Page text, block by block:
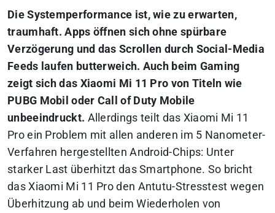
Die Systemperformance ist, wie zu erwarten,
traumhaft. Apps öffnen sich ohne spürbare
Verzögerung und das Scrollen durch Social-Media
Feeds laufen butterweich. Auch beim Gaming
zeigt sich das Xiaomi Mi 11 Pro von Titeln wie
PUBG Mobil oder Call of Duty Mobile
unbeeindruckt. Allerdings teilt das Xiaomi Mi 11
Pro ein Problem mit allen anderen im 5 Nanometer-
Verfahren hergestellten Android-Chips: Unter
starker Last überhitzt das Smartphone. So bricht
das Xiaomi Mi 11 Pro den Antutu-Stresstest wegen
Überhitzung ab und beim Wiederholen von